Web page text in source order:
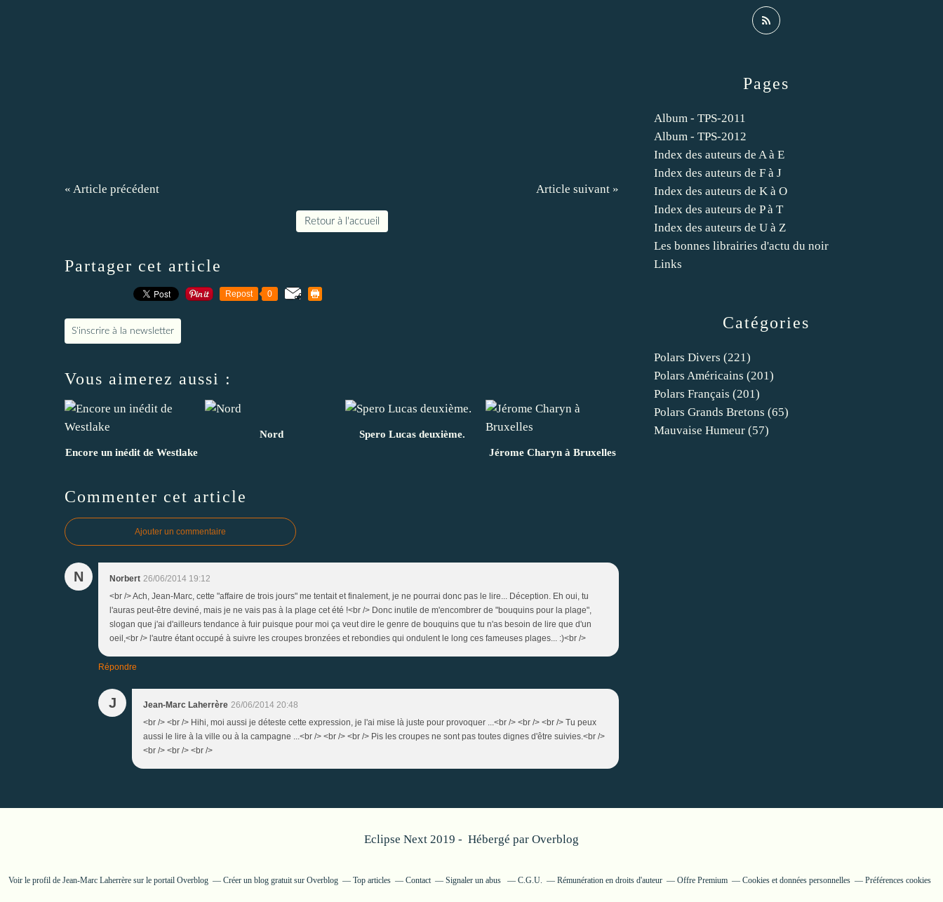
« Article précédent Article suivant »
Retour à l'accueil
Partager cet article
Repost 0
S'inscrire à la newsletter
Vous aimerez aussi :
Encore un inédit de Westlake
Nord
Spero Lucas deuxième.
Jérome Charyn à Bruxelles
Commenter cet article
Ajouter un commentaire
N Norbert 26/06/2014 19:12
<br /> Ach, Jean-Marc, cette "affaire de trois jours" me tentait et finalement, je ne pourrai donc pas le lire... Déception. Eh oui, tu
l'auras peut-être deviné, mais je ne vais pas à la plage cet été !<br /> Donc inutile de m'encombrer de "bouquins pour la plage",
slogan que j'ai d'ailleurs tendance à fuir puisque pour moi ça veut dire le genre de bouquins que tu n'as besoin de lire que d'un
oeil,<br /> l'autre étant occupé à suivre les croupes bronzées et rebondies qui ondulent le long ces fameuses plages... :)<br />
Répondre
J Jean-Marc Laherrère 26/06/2014 20:48
<br /> <br /> Hihi, moi aussi je déteste cette expression, je l'ai mise là juste pour provoquer ...<br /> <br /> <br /> Tu peux
aussi le lire à la ville ou à la campagne ...<br /> <br /> <br /> Pis les croupes ne sont pas toutes dignes d'être suivies.<br />
<br /> <br /> <br />
Catégories
Polars Divers (221)
Polars Américains (201)
Polars Français (201)
Polars Grands Bretons (65)
Mauvaise Humeur (57)
Pages
Album - TPS-2011
Album - TPS-2012
Index des auteurs de A à E
Index des auteurs de F à J
Index des auteurs de K à O
Index des auteurs de P à T
Index des auteurs de U à Z
Les bonnes librairies d'actu du noir
Links
Eclipse Next 2019 - Hébergé par Overblog
Voir le profil de Jean-Marc Laherrèresur le portail Overblog Créer un blog gratuit sur Overblog Top articles Contact Signaler un abus C.G.U. Rémunération en droits d'auteur Offre Premium Cookies et données personnelles Préférences cookies